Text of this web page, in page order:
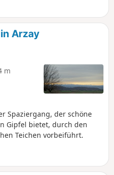
Arzay
m
Spaziergang, der schöne
Gipfel bietet, durch den
Teichen vorbeiführt.